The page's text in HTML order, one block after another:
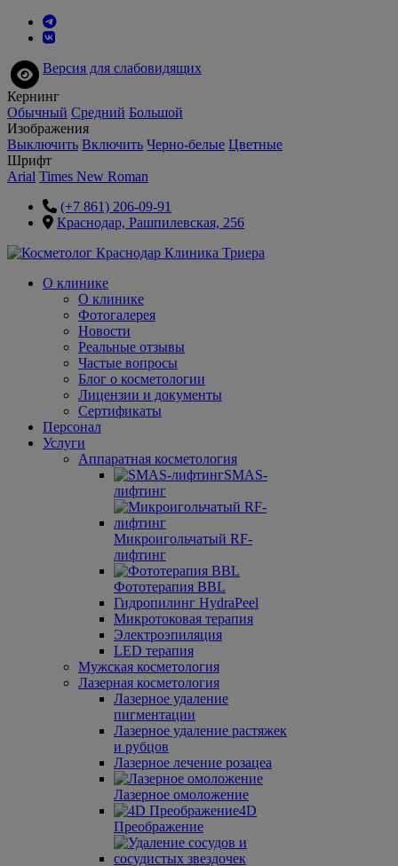
Версия для слабовидящих
Кернинг
Обычный Средний Большой
Изображения
Выключить Включить Черно-белые Цветные
Шрифт
Arial Times New Roman
(+7 861) 206-09-91
Краснодар, Рашпилевская, 256
О клинике
О клинике
Фотогалерея
Новости
Реальные отзывы
Частые вопросы
Блог о косметологии
Лицензии и документы
Сертификаты
Персонал
Услуги
Аппаратная косметология
SMAS-
лифтинг
Микроигольчатый RF-
лифтинг
Фототерапия BBL
Гидро­пилинг HydraPeel
Микротоковая терапия
Электроэпиляция
LED терапия
Мужская косметология
Лазерная косметология
Лазерное удаление
пигментации
Лазерное удаление растяжек
и рубцов
Лазерное лечение розацеа
Лазерное омоложение
4D
Преображение